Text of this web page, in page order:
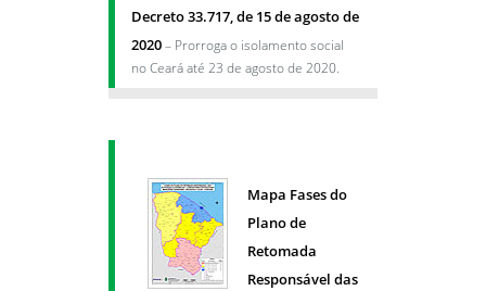
Decreto 33.717, de 15 de agosto de
2020– Prorroga o isolamento social
no Ceará até 23 de agosto de 2020.
Mapa Fases do
Plano de
Retomada
Responsável das